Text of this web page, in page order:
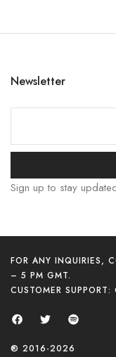
Newsletter
Sign up to stay
FOR ANY INQUIRIES,
– 5 PM GMT.
CUSTOMER SUPPORT:
® 2016-2026